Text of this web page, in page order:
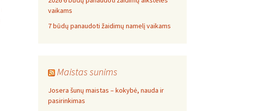
vaikams
7 būdų panaudoti žaidimų namelį vaikams
Maistas sunims
Josera šunų maistas – kokybė, nauda ir
pasirinkimas